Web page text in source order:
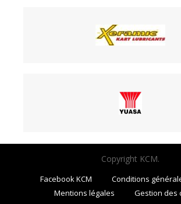
Copyright KCM.
Facebook KCM
Conditions
Mentions légales
Gestion des